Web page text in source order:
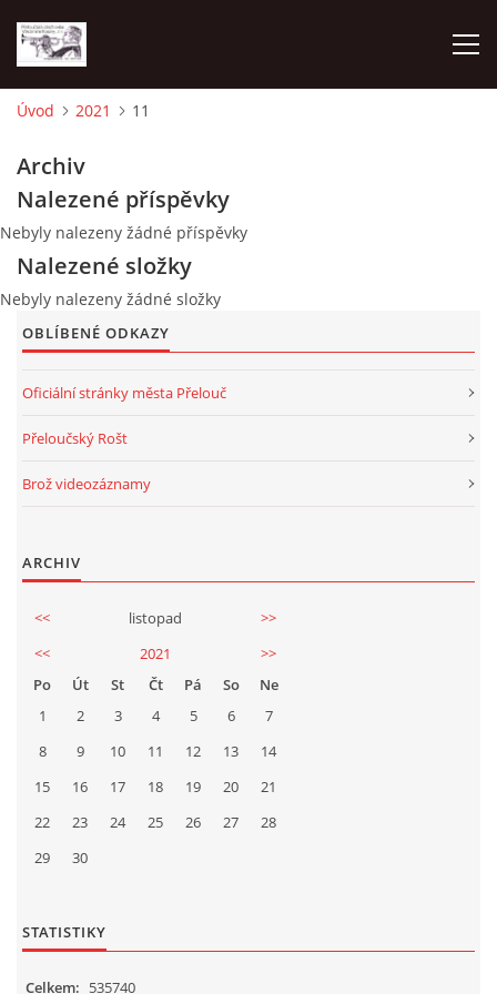
AKTUALITY
NAPSALI O NÁS
KDE NÁS MŮŽETE SLYŠET 2026
2024
2025
UKÁZKY
Úvod 2021 11
Archiv
Nalezené příspěvky
Nebyly nalezeny žádné příspěvky
Nalezené složky
Nebyly nalezeny žádné složky
OBLÍBENÉ ODKAZY
Oficiální stránky města Přelouč
Přeloučský Rošt
Brož videozáznamy
ARCHIV
<< listopad
>>
<<
2021
>>
Po
Út St Čt Pá So
Ne
1
2 3 4 5 6
7
8
9 10 11 12 13
14
15
16 17 18 19 20
21
22
23 24 25 26 27
28
29
30
STATISTIKY
Celkem: 535740